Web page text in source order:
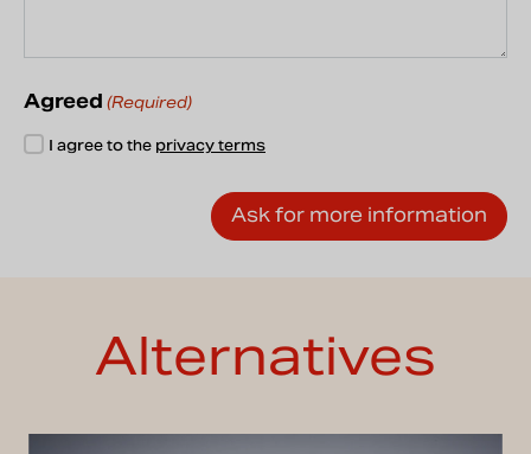
Agreed (Required)
I agree to the privacy terms
Alternatives